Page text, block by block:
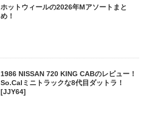
ホットウィールの2026年Mアソートまと
め！
1986 NISSAN 720 KING CABのレビュー！
So.Calミニトラックな8代目ダットラ！
[JJY64]